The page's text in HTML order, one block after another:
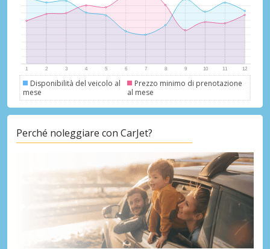
Disponibilità del veicolo al
mese
Prezzo minimo di prenotazione
al mese
Perché noleggiare con CarJet?